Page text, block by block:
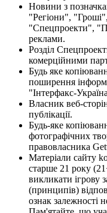
Новини з
"Регіони",
"Спецпроекти",
реклами.
Розділ
комерційними
Будь яке
поширення
"Інтерфакс-
Власник веб-
публікації.
Будь-яке
фотографічних
правовласника
Матеріали сайту
старше 21 року
викликати ігрову
(принципів)
ознак залежності